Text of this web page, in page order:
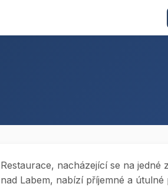
Restaurace, nacházející se na jedné
nad Labem, nabízí příjemné a